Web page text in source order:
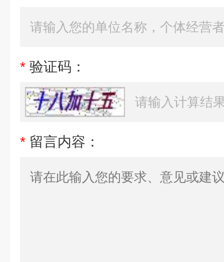
* 验证码：
* 留言内容：